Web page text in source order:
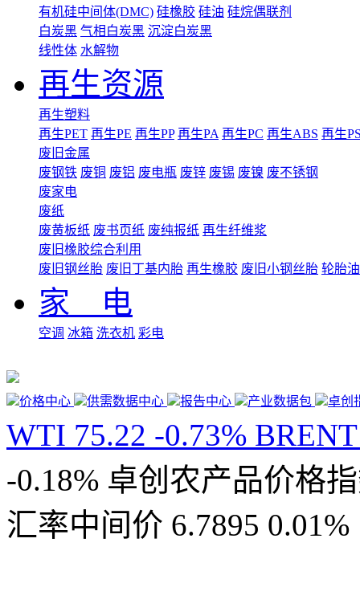
有机硅中间体(DMC) 硅橡胶 硅油 硅烷偶联剂
白炭黑 气相白炭黑 沉淀白炭黑
线性体 水解物
再生资源
再生塑料
再生PET 再生PE 再生PP 再生PA 再生PC 再生ABS 再生
废旧金属
废钢铁 废铜 废铝 废电瓶 废锌 废锡 废镍 废不锈钢
废家电
废纸
废黄板纸 废书页纸 废纯报纸 再生纤维浆
废旧橡胶综合利用
废旧钢丝胎 废旧丁基内胎 再生橡胶 废旧小钢丝胎 轮胎油
家 电
空调 冰箱 洗衣机 彩电
价格中心 供需数据中心 报告中心 产业数据包 卓创
WTI 75.22 -0.73%
-0.18% 卓创农产品价格
汇率中间价 6.7895 0.01%